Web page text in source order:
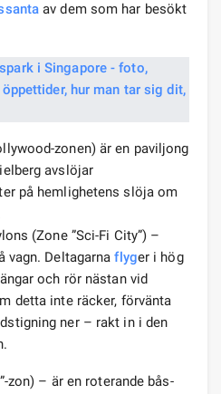
av dem som har besökt
zonen) är en paviljong
avslöjar
på hemlighetens slöja om
(Zone ”Sci-Fi City”) –
vagn. Deltagarnaflyger i hög
och rör nästan vid
detta inte räcker, förvänta
ner – rakt in i den
zon) – är en roterande bås-